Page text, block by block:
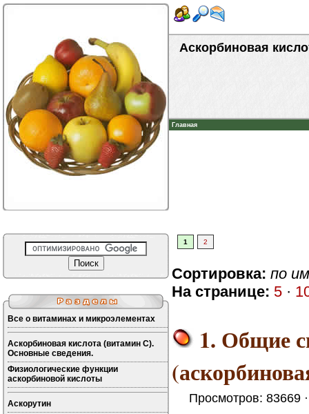
Аскорбиновая
Главная
Все о витаминах и микроэлементах
Аскорбиновая кислота (витамин C).
Основные сведения.
Физиологические функции
аскорбиновой кислоты
Аскорутин
1 2
Сортировка: по
На странице: 5 ·
1. Общие
Просмотров: 83669